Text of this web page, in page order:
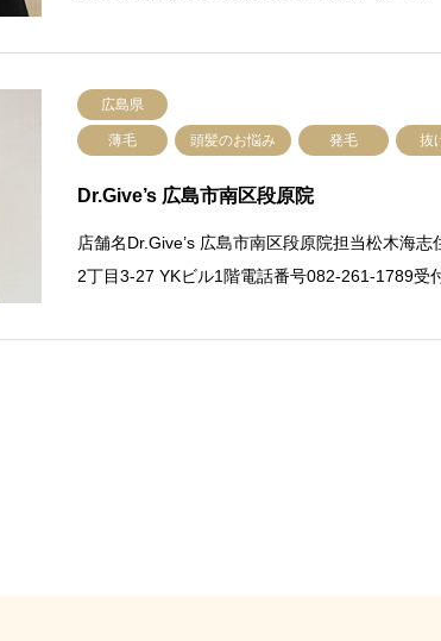
広島県
薄毛 頭髪のお悩み 発毛 抜
Dr.Give’s 広島市南区段原院
店舗名Dr.Give’s 広島市南区段原院担当松木海
2丁目3-27 YKビル1階電話番号082-261-1789受